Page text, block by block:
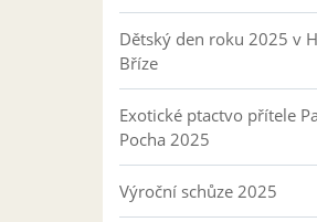
Dětský den roku 2025 v
Bříze
Exotické ptactvo přítele
Pocha 2025
Výroční schůze 2025